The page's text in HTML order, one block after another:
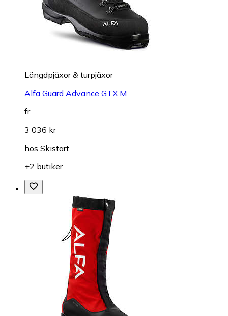
Längdpjäxor & turpjäxor
Alfa Guard Advance GTX M
fr.
3 036 kr
hos Skistart
+2 butiker